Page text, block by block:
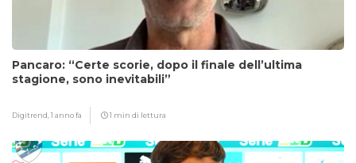
Pancaro: “Certe scorie, dopo il finale dell’ultima
stagione, sono inevitabili”
Digitrend,1 anno fa 1 min di lettura